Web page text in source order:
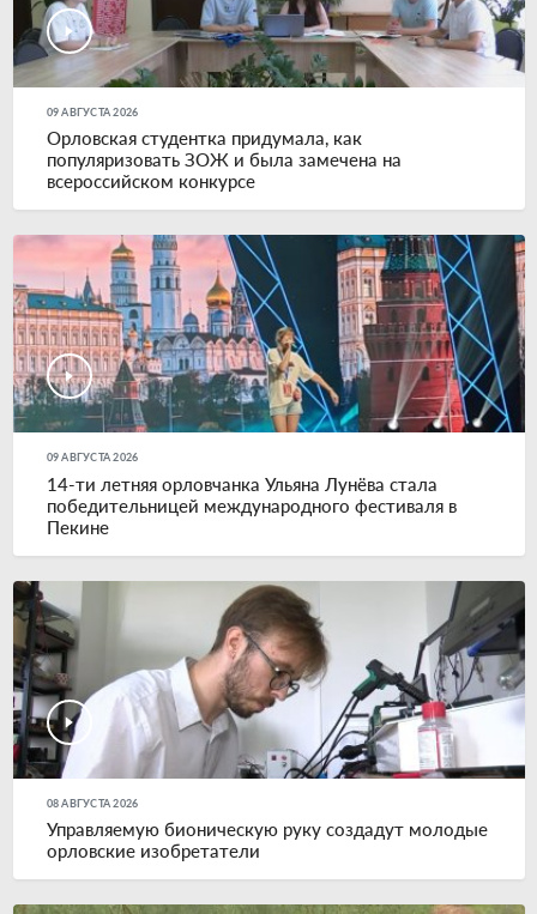
09 АВГУСТА 2026
Орловская студентка придумала, как
популяризовать ЗОЖ и была замечена на
всероссийском конкурсе
09 АВГУСТА 2026
14-ти летняя орловчанка Ульяна Лунёва стала
победительницей международного фестиваля в
Пекине
08 АВГУСТА 2026
Управляемую бионическую руку создадут молодые
орловские изобретатели